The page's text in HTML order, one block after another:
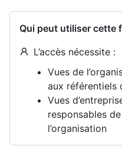
Qui peut utiliser cette
L’accès nécessite :
Vues de
aux référentiels
Vues
responsables
l’organisation